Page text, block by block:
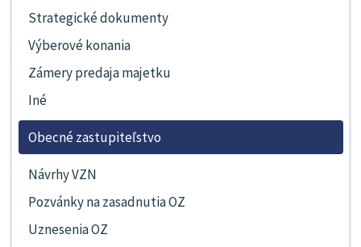
Strategické dokumenty
Výberové konania
Zámery predaja majetku
Iné
Obecné zastupiteľstvo
Návrhy VZN
Pozvánky na zasadnutia OZ
Uznesenia OZ